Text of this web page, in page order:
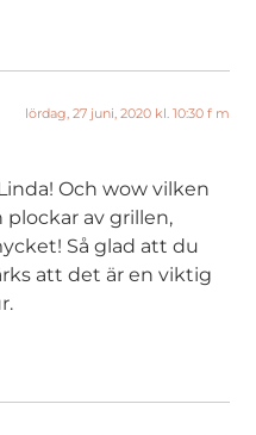
lördag, 27 juni, 2020 kl. 10:30 f m
Och wow vilken
plockar av grillen,
Så glad att du
att det är en viktig